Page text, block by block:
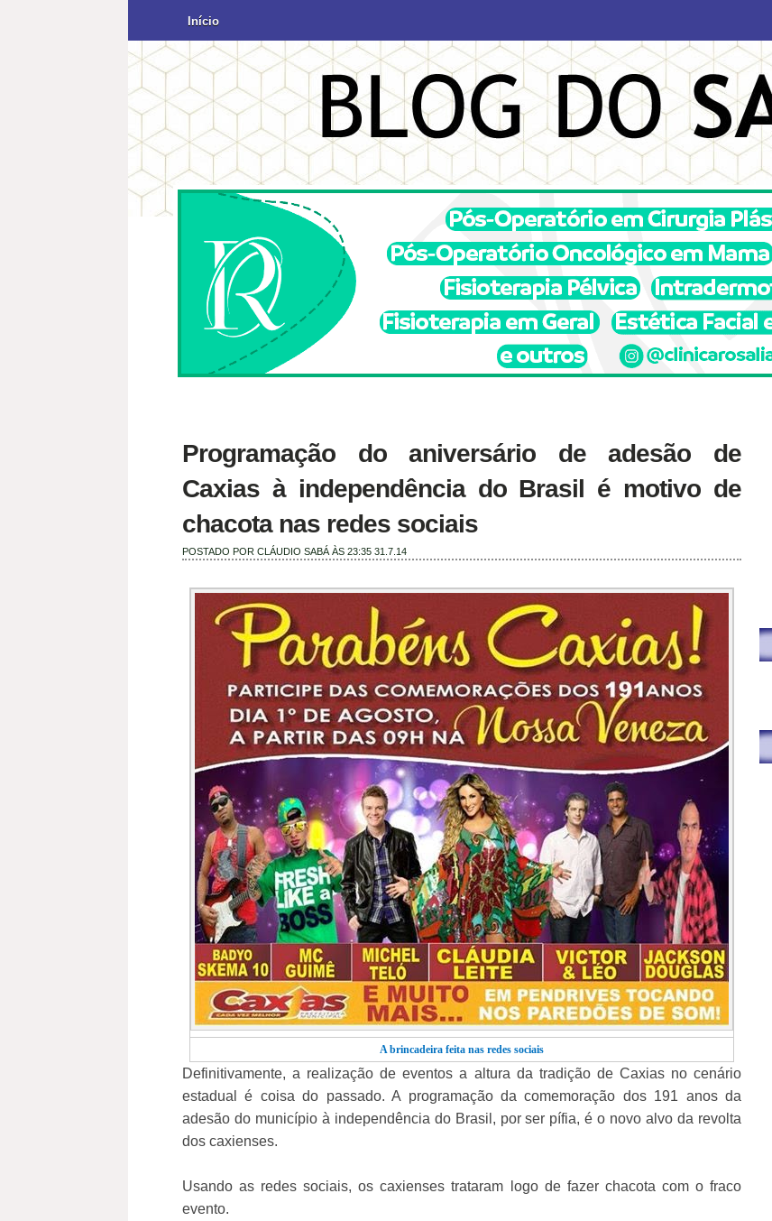
Início
Programação do aniversário de adesão de
Caxias à independência do Brasil é motivo de
chacota nas redes sociais
POSTADO POR CLÁUDIO SABÁ ÀS 23:35 31.7.14
A brincadeira feita nas redes sociais
Definitivamente, a realização de eventos a altura da tradição de Caxias no cenário
estadual é coisa do passado. A programação da comemoração dos 191 anos da
adesão do município à independência do Brasil, por ser pífia, é o novo alvo da revolta
dos caxienses.
Usando as redes sociais, os caxienses trataram logo de fazer chacota com o fraco
evento.